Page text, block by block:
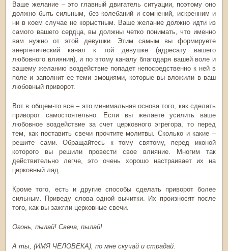
Ваше желание – это главный двигатель ситуации, поэтому оно
должно быть сильным, без колебаний и сомнений, искренним и
ни в коем случае не корыстным. Ваше желание должно идти из
самого вашего сердца, вы должны четко понимать, что именно
вам нужно от этой девушки. Этим самым вы формируете
энергетический канал к той девушке (адресату вашего
любовного влияния), и по этому каналу благодаря вашей воле и
вашему желанию воздействие попадет непосредственно к ней в
поле и заполнит ее теми эмоциями, которые вы вложили в ваш
любовный приворот.
Вот в общем-то все – это минимальная основа того, как сделать
приворот самостоятельно. Если вы желаете усилить ваше
любовное воздействие за счет церковного эгрегора, то перед
тем, как поставить свечи прочтите молитвы. Сколько и какие –
решите сами. Обращайтесь к тому святому, перед иконой
которого вы решили провести свое влияние. Многим так
действительно легче, это очень хорошо настраивает их на
церковный лад.
Кроме того, есть и другие способы сделать приворот более
сильным. Приведу слова одной вычитки. Их произносят после
того, как вы зажгли церковные свечи.
Огонь, пылай! Свеча, пылай!
А ты, (ИМЯ ЧЕЛОВЕКА), по мне скучай и страдай.